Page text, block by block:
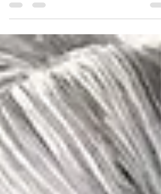
Cyberpunk 2077, s'offre un DLC du nom de
Phantom...